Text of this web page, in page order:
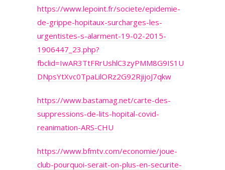
https://www.lepoint.fr/societe/epidemie-
de-grippe-hopitaux-surcharges-les-
urgentistes-s-alarment-19-02-2015-
1906447_23.php?
fbclid=IwAR3TtFRrUshlC3zyPMM8G9IS1U
DNpsYtXvc0TpaLilORz2G92RjijoJ7qkw
https://www.bastamag.net/carte-des-
suppressions-de-lits-hopital-covid-
reanimation-ARS-CHU
https://www.bfmtv.com/economie/joue-
club-pourquoi-serait-on-plus-en-securite-